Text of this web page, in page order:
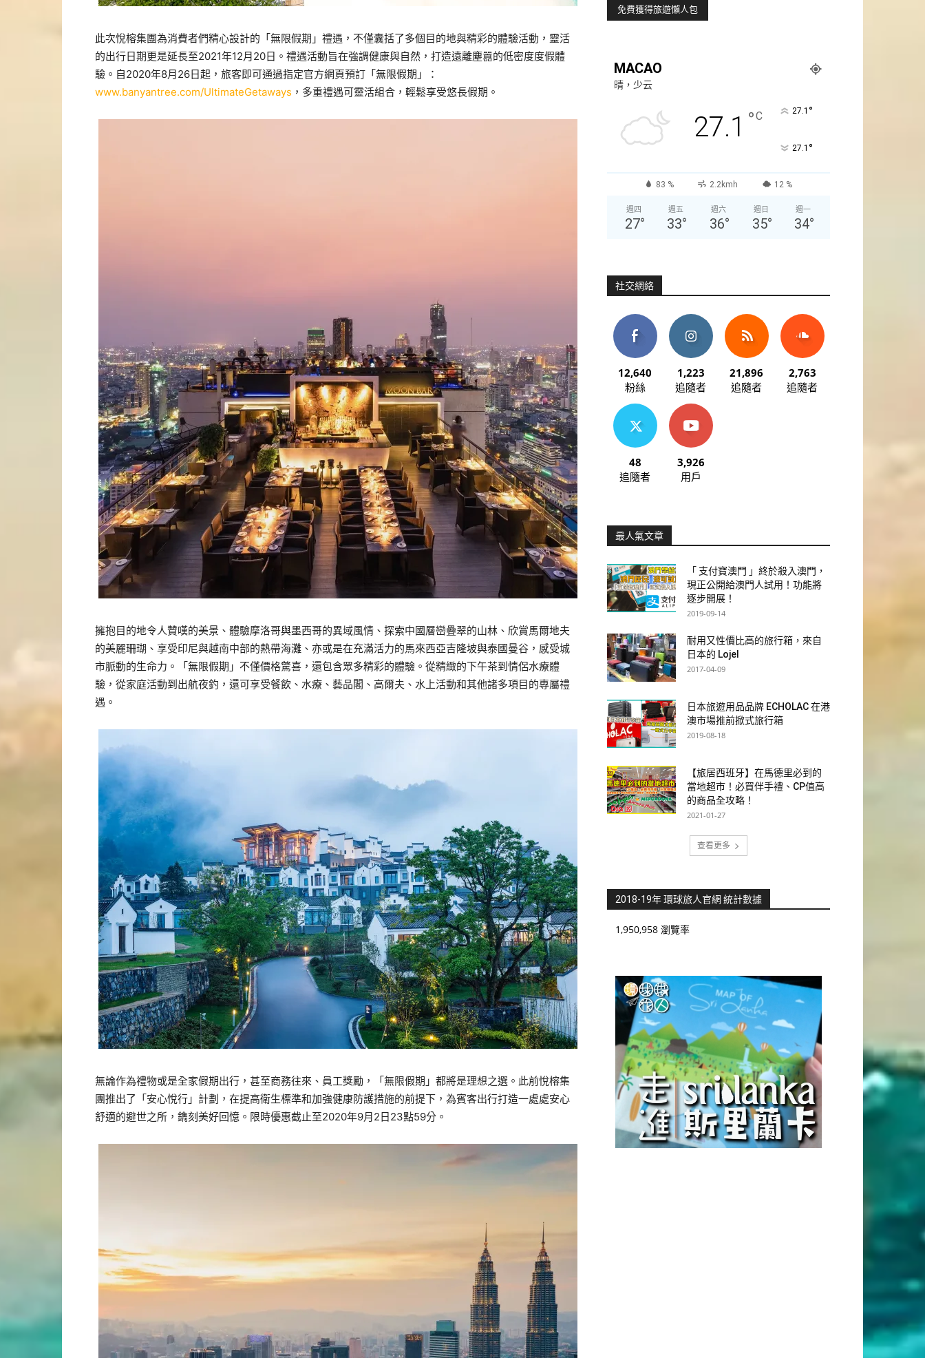
此次悅榕集團為消費者們精心設計的「無限假期」禮遇，不僅囊括了多個目的地與精彩的體驗活動，靈活
的出行日期更是延長至2021年12月20日。禮遇活動旨在強調健康與自然，打造遠離塵囂的低密度度假體
驗。自2020年8月26日起，旅客即可通過指定官方網頁預訂「無限假期」：
www.banyantree.com/UltimateGetaways ，多重禮遇可靈活組合，輕鬆享受悠長假期。
擁抱目的地令人贊嘆的美景、體驗摩洛哥與墨西哥的異域風情、探索中國層巒疊翠的山林、欣賞馬爾地夫
的美麗珊瑚、享受印尼與越南中部的熱帶海灘、亦或是在充滿活力的馬來西亞吉隆坡與泰國曼谷，感受城
市脈動的生命力。「無限假期」不僅價格驚喜，還包含眾多精彩的體驗。從精緻的下午茶到情侶水療體
驗，從家庭活動到出航夜釣，還可享受餐飲、水療、藝品閣、高爾夫、水上活動和其他諸多項目的專屬禮
遇。
無論作為禮物或是全家假期出行，甚至商務往來、員工獎勵，「無限假期」都將是理想之選。此前悅榕集
團推出了「安心悅行」計劃，在提高衛生標準和加強健康防護措施的前提下，為賓客出行打造一處處安心
舒適的避世之所，鐫刻美好回憶。限時優惠截止至2020年9月2日23點59分。
MACAO
晴，少云
27.1 °C 27.1 °
27.1 °
83 % 2.2kmh 12 %
週四
27°
週五
33°
週六
36°
週日
35°
週一
34°
社交網絡
12,640
粉絲
1,223
追隨者
21,896
追隨者
2,763
追隨者
48
追隨者
3,926
用戶
最人氣文章
「 支付寶澳門 」終於殺入澳門，
現正公開給澳門人試用！功能將
逐步開展！
2019-09-14
耐用又性價比高的旅行箱，來自
日本的 Lojel
2017-04-09
日本旅遊用品品牌 ECHOLAC 在港
澳市場推前掀式旅行箱
2019-08-18
【旅居西班牙】在馬德里必到的
當地超市！必買伴手禮、CP值高
的商品全攻略！
2021-01-27
查看更多
2018-19年 環球旅人官網 統計數據
1,950,958 瀏覽率